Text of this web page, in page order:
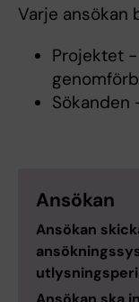
Varje ansökan
Projektet
Ansökan
Ansökan